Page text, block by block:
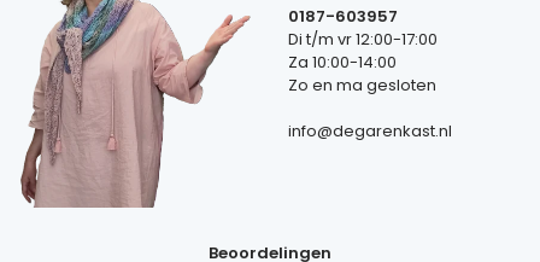
0187-603957
Di t/m vr 12:00-17:00
Za 10:00-14:00
Zo en ma gesloten
info@degarenkast.nl
Beoordelingen